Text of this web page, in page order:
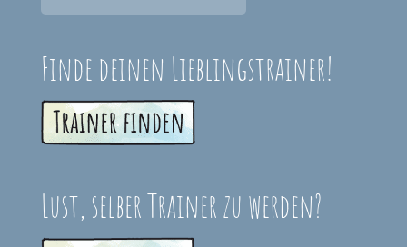
Finde deinen Lieblingstrainer!
Lust, selber Trainer zu werden?